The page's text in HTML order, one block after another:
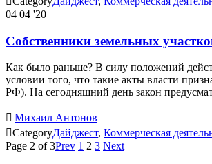
04 04 '20
Собственники земельных
Как было раньше? В силу положений
условии того, что такие акты власти
РФ). На сегодняшний день закон
 Михаил Антонов
CategoryДайджест, Коммерческая
Page 2 of 3Prev 1 2 3 Next